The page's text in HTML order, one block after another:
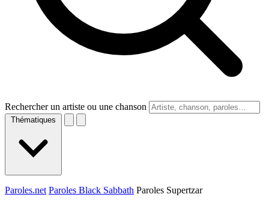
Rechercher un artiste ou une chanson
Thématiques
Paroles.net Paroles Black Sabbath Paroles Supertzar